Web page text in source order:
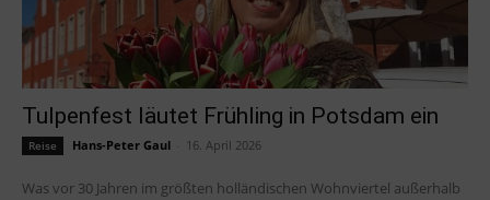
Tulpenfest läutet Frühling in Potsdam ein
Reise Hans-Peter Gaul 16. April 2026
Was vor 30 Jahren im größten holländischen Wohnviertel außerhalb